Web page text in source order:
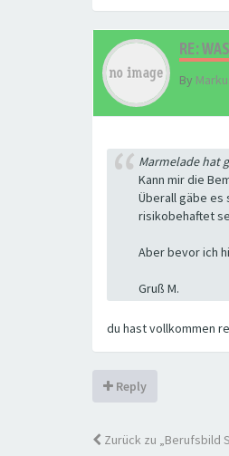
RE:
By
Marmelade hat
Kann mir die
Überall gäbe es
risikobehaftet
Aber bevor ich
Gruß M.
du hast vollkommen
Reply
Zurück zu „Berufsbild